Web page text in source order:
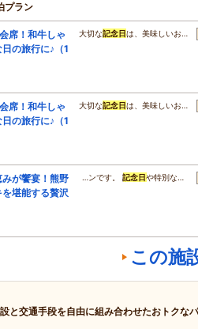
プラン
席！和牛しゃ
の旅行に♪（1
大切な記念日は、美味しいお…
席！和牛しゃ
の旅行に♪（1
大切な記念日は、美味しいお…
が饗宴！熊野
堪能する贅沢
…ンです。記念日や特別な…
この施
と交通手段を自由に組み合わせたおトクな